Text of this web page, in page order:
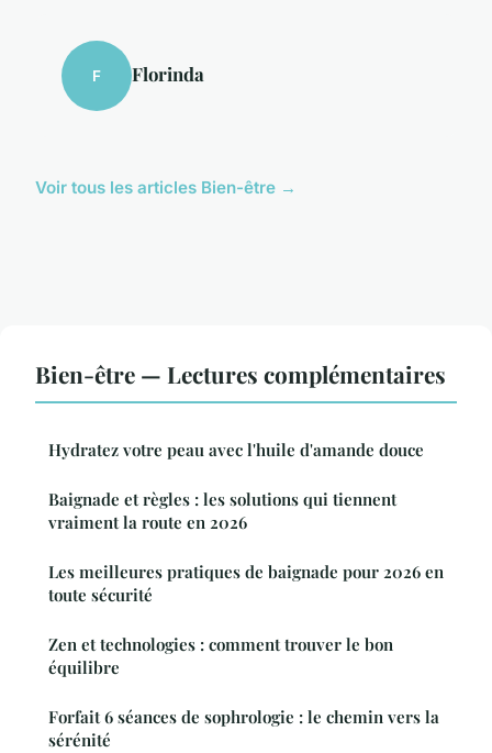
F Florinda
Voir tous les articles Bien-être →
Bien-être — Lectures complémentaires
Hydratez votre peau avec l'huile d'amande douce
Baignade et règles : les solutions qui tiennent
vraiment la route en 2026
Les meilleures pratiques de baignade pour 2026 en
toute sécurité
Zen et technologies : comment trouver le bon
équilibre
Forfait 6 séances de sophrologie : le chemin vers la
sérénité